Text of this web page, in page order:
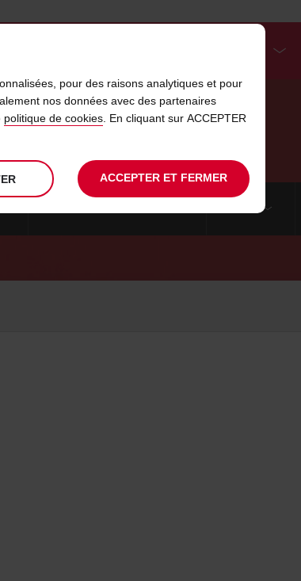
pour des raisons analytiques et pour
nos données avec des partenaires
politique de cookies. En cliquant sur ACCEPTER
ACCEPTER ET FERMER